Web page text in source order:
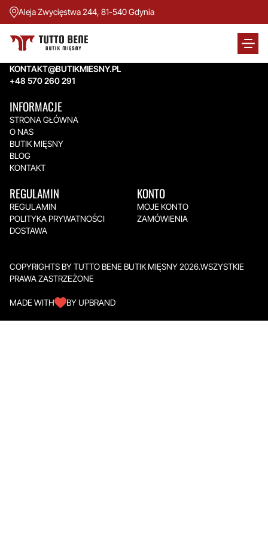
Aleja Zwycięstwa 244, 81-540 Gdynia
TUTTO BENE BUTIK MIĘSNY
Aleja Zwycięstwa 244,
KONTAKT@BUTIKMIESNY.PL
+48 570 260 291
INFORMACJE
STRONA GŁÓWNA
O NAS
BUTIK MIĘSNY
BLOG
KONTAKT
REGULAMIN
REGULAMIN
POLITYKA PRYWATNOŚCI
DOSTAWA
KONTO
MOJE KONTO
ZAMÓWIENIA
COPYRIGHTS BY TUTTO BENE BUTIK MIĘSNY 2026.WSZYSTKIE
PRAWA ZASTRZEŻONE
MADE WITH BY UPBRAND